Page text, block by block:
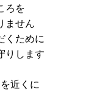
ろを
ません
くために
りします
近くに